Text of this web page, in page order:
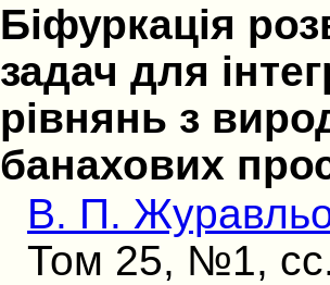
Біфуркація
задач для
рівнянь з
банахових
В. П.
Том 25, №1,